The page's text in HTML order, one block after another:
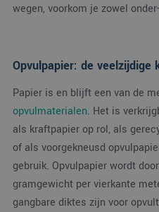
wegen, voorkom je zowel
Opvulpapier: de veelzijdige
Papier is en blijft een van de
opvulmaterialen. Het is
als kraftpapier op rol, als
of als voorgekneusd
gebruik. Opvulpapier wordt
gramgewicht per vierkante
gangbare diktes zijn voor